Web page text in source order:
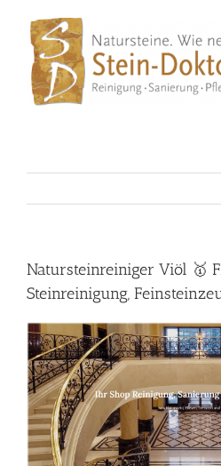
content
Natursteinreiniger Viöl 🥇
Steinreinigung,